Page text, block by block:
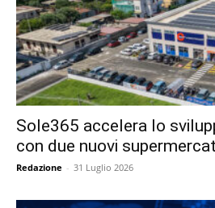
Sole365 accelera lo
con due nuovi
Redazione - 31 Luglio 2026